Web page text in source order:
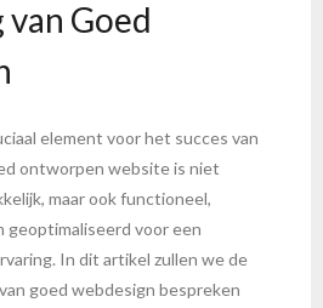
Goed
element voor het succes van
ontworpen website is niet
maar ook functioneel,
geoptimaliseerd voor een
In dit artikel zullen we de
goed webdesign bespreken